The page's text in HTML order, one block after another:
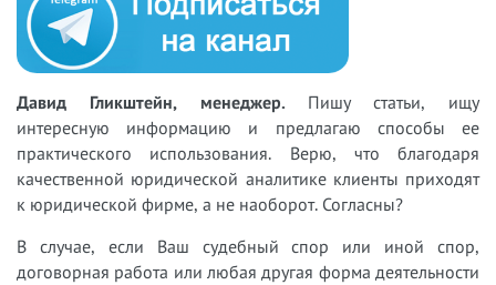
Давид Гликштейн, менеджер. Пишу статьи, ищу
интересную информацию и предлагаю способы ее
практического использования. Верю, что благодаря
качественной юридической аналитике клиенты приходят
к юридической фирме, а не наоборот. Согласны?
В случае, если Ваш судебный спор или иной спор,
договорная работа или любая другая форма деятельности